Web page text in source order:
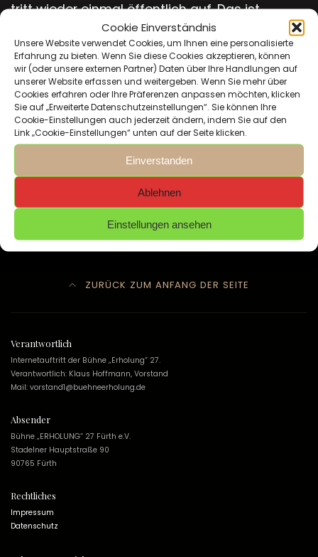
Cookie Einverständnis
Unsere Website verwendet Cookies, um Ihnen eine personalisierte
Erfahrung zu bieten. Wenn Sie diese Cookies akzeptieren, können
wir (oder unsere externen Partner) Daten über Ihre Handlungen auf
unserer Website erfassen und weitergeben. Wenn Sie mehr über
Cookies erfahren oder Ihre Präferenzen anpassen möchten, klicken
Sie auf „Erweiterte Datenschutzeinstellungen“. Sie können Ihre
Cookie-Einstellungen auch jederzeit ändern, indem Sie auf den
Link „Cookie-Einstellungen“ unten auf der Seite klicken.
Einverstanden
Ablehnen
Einstellungen ansehen
tritt wieder einmal öffentlich auf. Das ist
jedesmal ein Highlight bei den Jugendlichen.
Am 6. Mai 23, um ca. 14.20 bis 14.40 Uhr zeigt die
Gruppe ihr Können. Kommt doch hin und
unterstützt die Gruppe, sie haben es verdient
und wären glücklich darüber.
WILLKOMMEN
ZURÜCK ZUM ANFANG DER SEITE
Verantwortlich
Internetauftritt der Bühne „Erholung“ 27.
Verantwortlich: Klaus Hoffmann, Vorstand
Mail: vorstand1@buehneerholung.de
Absender
Bühne „ERHOLUNG“ 27 Fürth e.V.
Stadelner Hauptstraße 90
90765 Fürth
Rechtliches
Impressum
Datenschutz